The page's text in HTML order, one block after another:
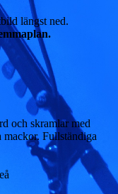
längst ned.
och skramlar med
Fullständiga